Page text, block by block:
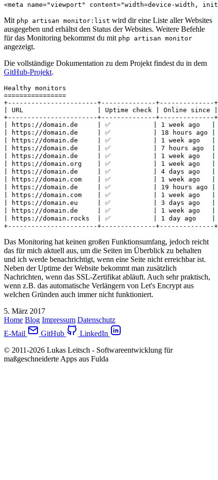
<meta name="viewport" content="width=device-width,
Mit php artisan monitor:list wird dir eine Liste aller Websites
ausgegeben und erhältst den Status der Websites. Weitere Befehle
für das Monitoring bekommst du mit php artisan monitor
angezeigt.
Die vollständige Dokumentation zu dem Projekt findest du in dem
GitHub-Projekt.
Healthy monitors
================
+-----------------------+--------------
| URL                   | Uptime check | Online
+-----------------------+--------------
| https://domain.de     | ✅           | 1 week ago
| https://domain.de     | ✅           | 18 hours
| https://domain.de     | ✅           | 1 week ago
| https://domain.de     | ✅           | 7 hours ago
| https://domain.de     | ✅           | 1 week ago
| https://domain.org    | ✅           | 1 week ago
| https://domain.de     | ✅           | 4 days ago
| https://domain.com    | ✅           | 1 week ago
| https://domain.de     | ✅           | 19 hours
| https://domain.com    | ✅           | 1 week ago
| https://domain.eu     | ✅           | 3 days ago
| https://domain.de     | ✅           | 1 week ago
| https://domain.rocks  | ✅           | 1 day ago
+-----------------------+--------------
Das Monitoring hat keinen großen Funktionsumfang, jedoch reicht
das für mich aktuell aus, um die Seiten im Überblick zu behalten
und ich werde benachrichtigt, wenn eine Seite nicht erreichbar ist.
Neben der Uptime der Website bekommt man zusätzlich
Nachrichten, wenn das SSL-Zertifikat abläuft. Auch sehr praktisch,
wenn z.B. das automatische Verlängern von Let's Encrypt aus
welchen Gründen auch immer nicht funktioniert.
5. März 2017
Home Blog Impressum Datenschutz
E-Mail
GitHub
LinkedIn
© 2011-2026 Lukas Leitsch - Softwareentwicklung für
maßgeschneiderte Apps aus Fulda